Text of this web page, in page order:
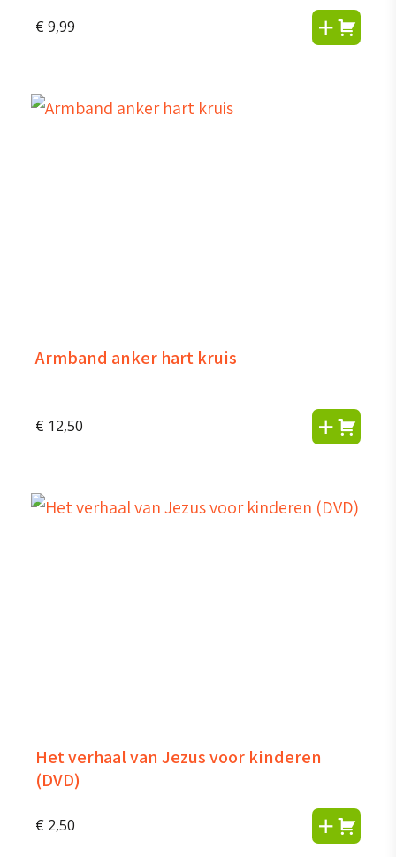
€ 9,99
Armband anker hart kruis
€ 12,50
Het verhaal van Jezus voor kinderen
(DVD)
€ 2,50